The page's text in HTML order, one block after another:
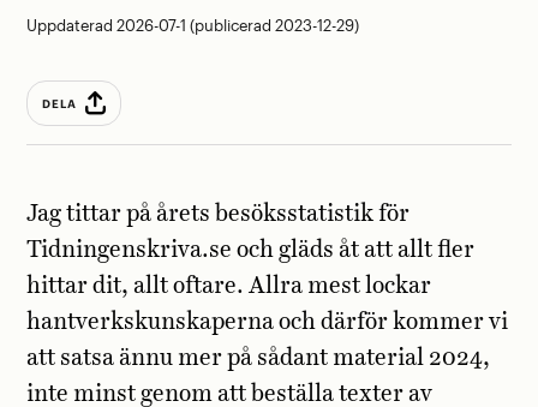
Uppdaterad 2026-07-1 (publicerad 2023-12-29)
DELA
Jag tittar på årets besöksstatistik för
Tidningenskriva.se och gläds åt att allt fler
hittar dit, allt oftare. Allra mest lockar
hantverkskunskaperna och därför kommer vi
att satsa ännu mer på sådant material 2024,
inte minst genom att beställa texter av